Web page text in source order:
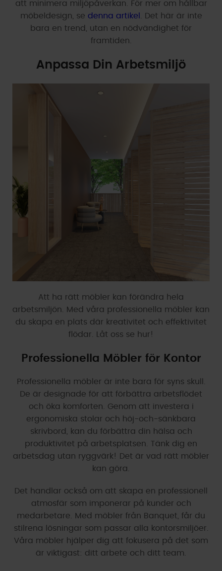
att minimera miljöpåverkan. För mer om hållbar
möbeldesign, se denna artikel
. Det här är inte
bara en trend, utan en nödvändighet för
framtiden.
Anpassa Din Arbetsmiljö
Att ha rätt möbler kan förändra hela
arbetsmiljön. Med våra professionella möbler kan
du skapa en plats där kreativitet och effektivitet
flödar. Låt oss se hur!
Professionella Möbler för Kontor
Professionella möbler är inte bara för syns skull.
De är designade för att förbättra arbetsflödet
och öka komforten. Genom att investera i
ergonomiska stolar och höj-och-sänkbara
skrivbord, kan du förbättra din hälsa och
produktivitet på arbetsplatsen. Tänk dig en
arbetsdag utan ryggvärk! Det är vad rätt möbler
kan göra.
Det handlar också om att skapa en professionell
atmosfär som imponerar på kunder och
medarbetare. Med möbler från Banquet, får du
stilrena lösningar som passar alla kontorsmiljöer.
Våra möbler hjälper dig att fokusera på det som
är viktigast: ditt arbete och ditt team.